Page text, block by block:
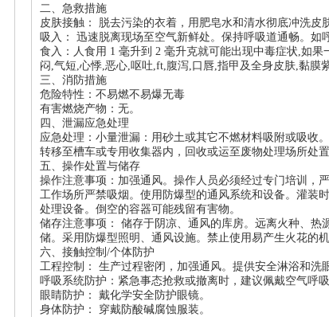
二、急救措施
皮肤接触： 脱去污染的衣着，用肥皂水和清水彻底冲洗皮
吸入： 迅速脱离现场至空气新鲜处。保持呼吸道通畅。如
食入：人食用 1 毫升到 2 毫升克就可能出现中毒症状,如
闷,气短,心悸,恶心,呕吐,ft,腹泻,口唇,指甲及全身皮肤,黏膜
三、消防措施
危险特性：不易燃不易爆无毒
有害燃烧产物：无。
四、泄漏应急处理
应急处理：小量泄漏：用砂土或其它不燃材料吸附或吸收
转移至槽车或专用收集器内，回收或运至废物处理场所处置
五、操作处置与储存
操作注意事项：加强通风。操作人员必须经过专门培训，
工作场所严禁吸烟。使用防爆型的通风系统和设备。灌装
处理设备。倒空的容器可能残留有害物。
储存注意事项： 储存于阴凉、通风的库房。远离火种、
储。采用防爆型照明、通风设施。禁止使用易产生火花的
六、接触控制/个体防护
工程控制： 生产过程密闭，加强通风。提供安全淋浴和洗
呼吸系统防护：紧急事态抢救或撤离时，建议佩戴空气呼吸
眼睛防护： 戴化学安全防护眼镜。
身体防护： 穿戴防酸碱腐蚀服装。